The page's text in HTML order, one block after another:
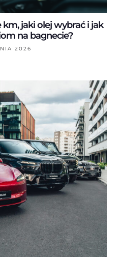
jaki olej wybrać i jak
na bagnecie?
2026